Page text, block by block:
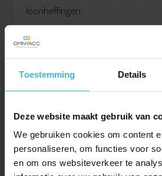
Toestemming Details
Deze website maakt gebruik van
We gebruiken cookies om content
personaliseren, om functies voor
en om ons websiteverkeer te
loonheffingen.
10. Eerlijkere
multinationals
Momenteel zijn er veel bedrijven
winst maken, maar geen
Om dit te voorkomen zijn de
aangekondigd:
Een gemaakt verlies kan in de
onbeperkt verrekend worden,